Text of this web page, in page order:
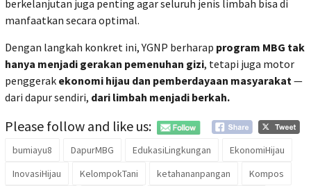
berkelanjutan juga penting agar seluruh jenis limbah bisa di
manfaatkan secara optimal.
Dengan langkah konkret ini, YGNP berharap program MBG tak
hanya menjadi gerakan pemenuhan gizi, tetapi juga motor
penggerak ekonomi hijau dan pemberdayaan masyarakat —
dari dapur sendiri, dari limbah menjadi berkah.
Please follow and like us:
bumiayu8 DapurMBG EdukasiLingkungan
EkonomiHijau
InovasiHijau
KelompokTani ketahananpangan
Kompos